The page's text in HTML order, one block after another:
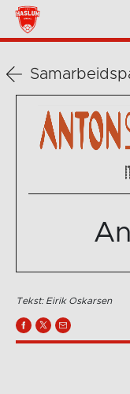
Tekst: Eirik Oskarsen